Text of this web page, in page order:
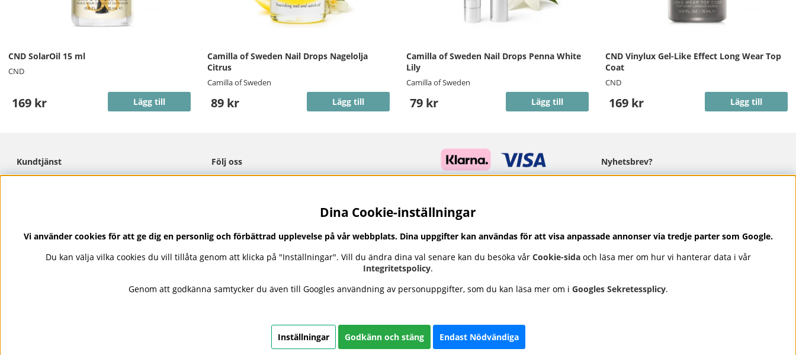
CND SolarOil 15 ml
CND
169 kr Lägg till
Camilla of Sweden Nail Drops Nagelolja
Citrus
Camilla of Sweden
89 kr Lägg till
Camilla of Sweden Nail Drops Penna White
Lily
Camilla of Sweden
79 kr Lägg till
CND Vinylux Gel-Like Effect Long Wear Top
Coat
CND
169 kr Lägg till
Kundtjänst
Kontakta Oss
Ångra köp
Följ oss
TikTok
Youtube
Nyhetsbrev?
Se våra omdömen på⭐ Trustpilot
snabb och trygg leverans, säkra betalningar och ett sortiment som speglar skönhet i balans.
Dina Cookie-inställningar
Vi använder cookies för att ge dig en personlig och förbättrad upplevelse på vår webbplats. Dina uppgifter kan användas för att visa anpassade annonser via tredje parter som Google.
Du kan välja vilka cookies du vill tillåta genom att klicka på "Inställningar". Vill du ändra dina val senare kan du besöka vår Cookie-sidaoch läsa mer om hur vi hanterar data i vår
Integritetspolicy.
Genom att godkänna samtycker du även till Googles användning av personuppgifter, som du kan läsa mer om i Googles Sekretessplicy.
Inställningar Godkänn och stäng Endast Nödvändiga